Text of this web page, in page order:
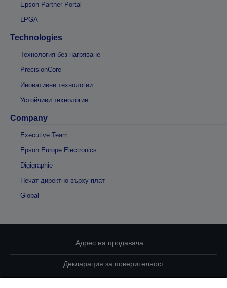
Epson Partner Portal
LPGA
Technologies
Технология без нагряване
PrecisionCore
Иновативни технологии
Устойчиви технологии
Company
Executive Team
Epson Europe Electronics
Digigraphie
Печат директно върху плат
Global
Адрес на продавача
Декларация за поверителност